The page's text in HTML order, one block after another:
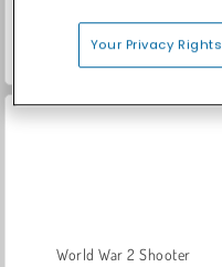
VegaMix Da Vinci Puzzles
World War 2 Shooter
Your Privacy Rights